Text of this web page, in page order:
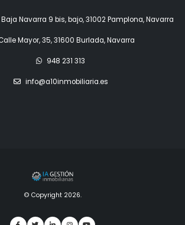
Navarra 9 bis, bajo, 31002 Pamplona, Navarra
Mayor, 35, 31600 Burlada, Navarra
948 231 313
info@a10inmobiliaria.es
© Copyright 2026.